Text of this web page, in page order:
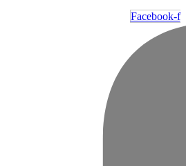
Facebook-f